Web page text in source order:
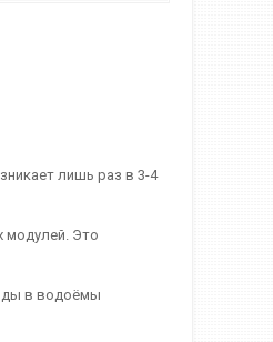
лишь раз в 3-4
модулей. Это
в водоёмы